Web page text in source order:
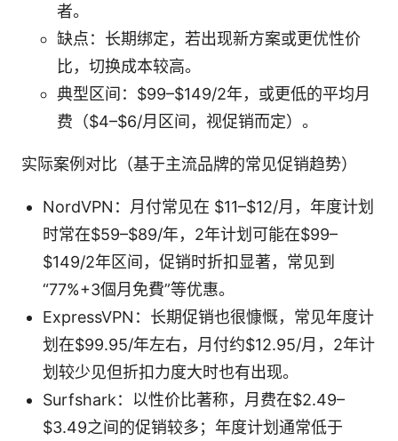
者。
缺点：长期绑定，若出现新方案或更优性价
比，切换成本较高。
典型区间：$99–$149/2年，或更低的平均月
费（$4–$6/月区间，视促销而定）。
实际案例对比（基于主流品牌的常见促销趋势）
NordVPN：月付常见在 $11–$12/月，年度计划
时常在$59–$89/年，2年计划可能在$99–
$149/2年区间，促销时折扣显著，常见到
“77%+3個月免費”等优惠。
ExpressVPN：长期促销也很慷慨，常见年度计
划在$99.95/年左右，月付约$12.95/月，2年计
划较少见但折扣力度大时也有出现。
Surfshark：以性价比著称，月费在$2.49–
$3.49之间的促销较多；年度计划通常低于